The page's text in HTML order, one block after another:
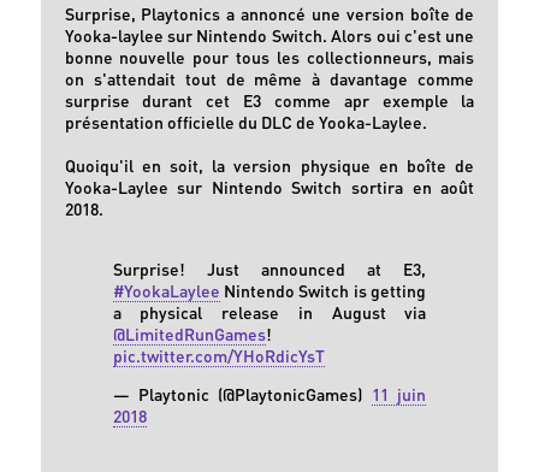
Surprise, Playtonics a annoncé une version boîte de
Yooka-laylee sur Nintendo Switch. Alors oui c'est une
bonne nouvelle pour tous les collectionneurs, mais
on s'attendait tout de même à davantage comme
surprise durant cet E3 comme apr exemple la
présentation officielle du DLC de Yooka-Laylee.
Quoiqu'il en soit, la version physique en boîte de
Yooka-Laylee sur Nintendo Switch sortira en août
2018.
Surprise! Just announced at E3,
#YookaLaylee Nintendo Switch is getting
a physical release in August via
@LimitedRunGames!
pic.twitter.com/YHoRdicYsT
— Playtonic (@PlaytonicGames) 11 juin
2018